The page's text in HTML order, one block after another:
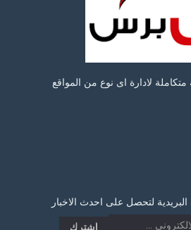
لادارة اى نوع من المواقع
لتحصل على احدث الاخبار